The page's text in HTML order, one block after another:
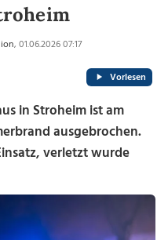
, 01.06.2026 07:17
Vorlesen
in Stroheim ist am
ausgebrochen.
verletzt wurde